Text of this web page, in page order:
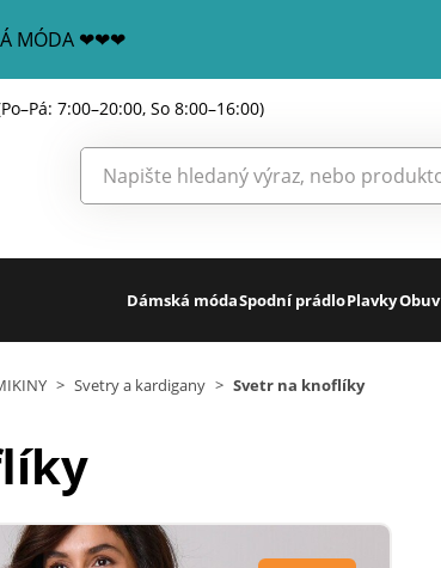
MÓDA ❤❤❤
7:00–20:00, So 8:00–16:00)
Dámská módaSpodní prádloPlavkyObuv
> Svetry a kardigany > Svetr na knoflíky